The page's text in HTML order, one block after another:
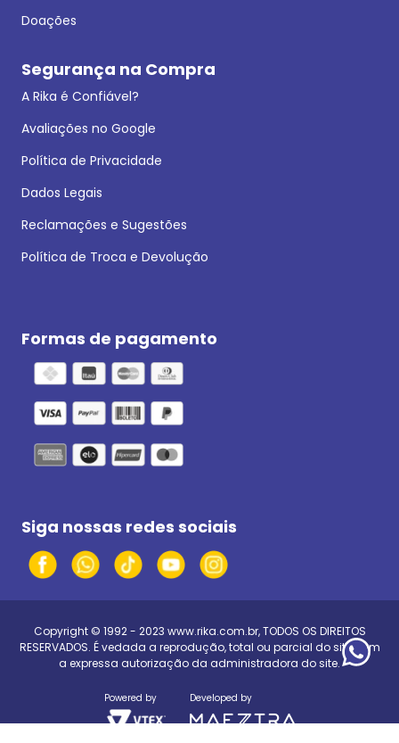
Doações
Segurança na Compra
A Rika é Confiável?
Avaliações no Google
Política de Privacidade
Dados Legais
Reclamações e Sugestões
Política de Troca e Devolução
Formas de pagamento
Siga nossas redes sociais
Copyright © 1992 - 2023 www.rika.com.br, TODOS OS DIREITOS
RESERVADOS. É vedada a reprodução, total ou parcial do site, sem
a expressa autorização da administradora do site.
Powered by Developed by